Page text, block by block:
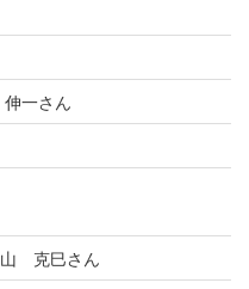
一さん
克巳さん